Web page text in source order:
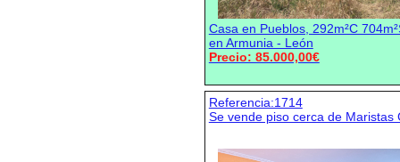
Casa en Pueblos, 292m²C
en Armunia - León
Precio: 85.000,00€
Referencia:1714
Se vende piso cerca de Maristas